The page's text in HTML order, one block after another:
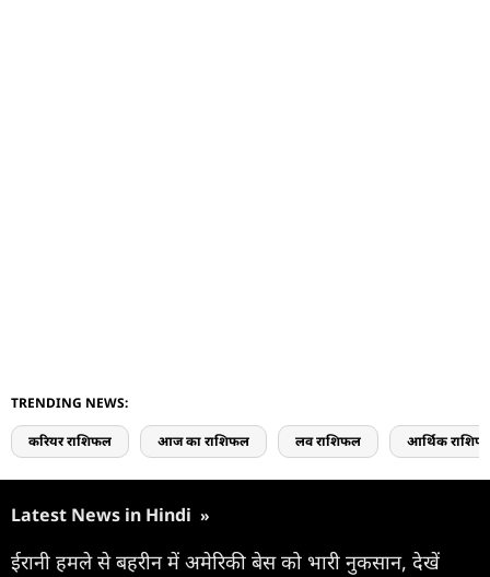
TRENDING NEWS:
करियर राशिफल आज का राशिफल लव राशिफल आर्थिक
Latest News in Hindi »
ईरानी हमले से बहरीन में अमेरिकी बेस को भारी नुकसान, देखें